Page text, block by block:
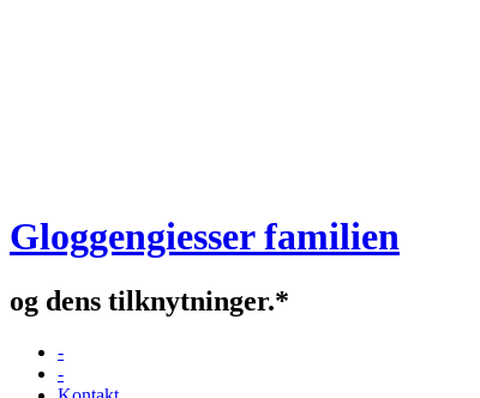
Gloggengiesser familien
og dens tilknytninger.*
-
-